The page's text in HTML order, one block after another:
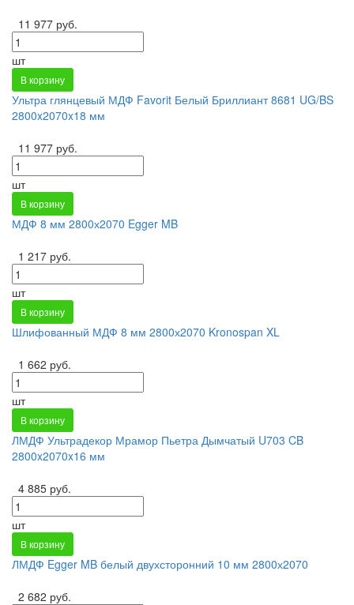
11 977 руб.
шт
В корзину
Ультра глянцевый МДФ Favorit Белый Бриллиант 8681 UG/BS
2800x2070x18 мм
11 977 руб.
шт
В корзину
МДФ 8 мм 2800х2070 Egger MB
1 217 руб.
шт
В корзину
Шлифованный МДФ 8 мм 2800х2070 Kronospan XL
1 662 руб.
шт
В корзину
ЛМДФ Ультрадекор Мрамор Пьетра Дымчатый U703 CB
2800x2070x16 мм
4 885 руб.
шт
В корзину
ЛМДФ Egger MB белый двухсторонний 10 мм 2800х2070
2 682 руб.